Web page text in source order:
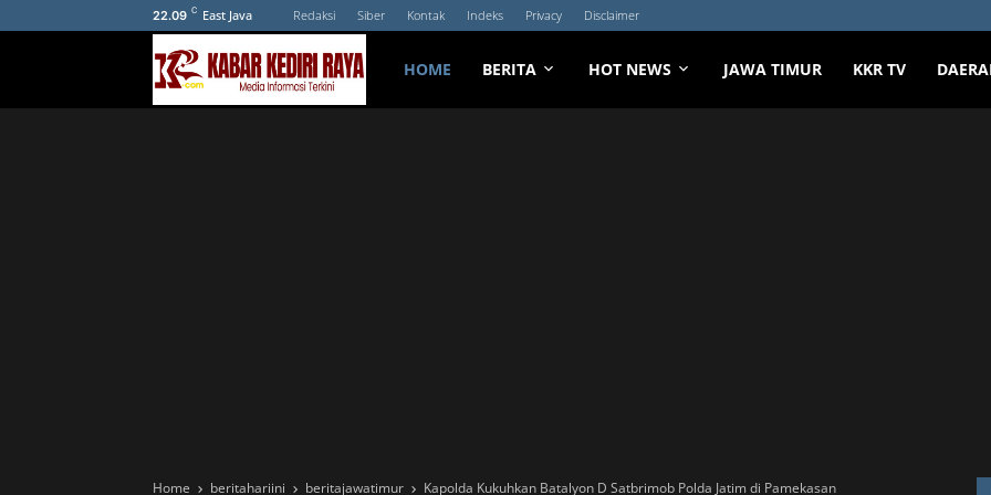
22.09 C East Java Redaksi Siber Kontak Indeks Privacy Disclaimer
HOME BERITA HOT NEWS JAWA TIMUR KKR TV
Home beritahariini beritajawatimur Kapolda Kukuhkan Batalyon D Satbrimob Polda Jatim di Pamekasan